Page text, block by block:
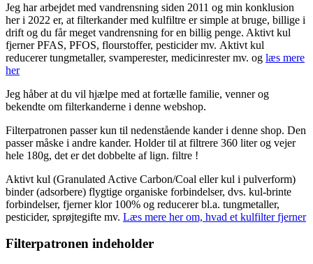
Jeg har arbejdet med vandrensning siden 2011 og min konklusion
her i 2022 er, at filterkander med kulfiltre er simple at bruge, billige i
drift og du får meget vandrensning for en billig penge. Aktivt kul
fjerner PFAS, PFOS, flourstoffer, pesticider mv. Aktivt kul
reducerer tungmetaller, svamperester, medicinrester mv. og læs mere
her
Jeg håber at du vil hjælpe med at fortælle familie, venner og
bekendte om filterkanderne i denne webshop.
Filterpatronen passer kun til nedenstående kander i denne shop. Den
passer måske i andre kander. Holder til at filtrere 360 liter og vejer
hele 180g, det er det dobbelte af lign. filtre !
Aktivt kul (Granulated Active Carbon/Coal eller kul i pulverform)
binder (adsorbere) flygtige organiske forbindelser, dvs. kul-brinte
forbindelser, fjerner klor 100% og reducerer bl.a. tungmetaller,
pesticider, sprøjtegifte mv. Læs mere her om, hvad et kulfilter fjerner
Filterpatronen indeholder